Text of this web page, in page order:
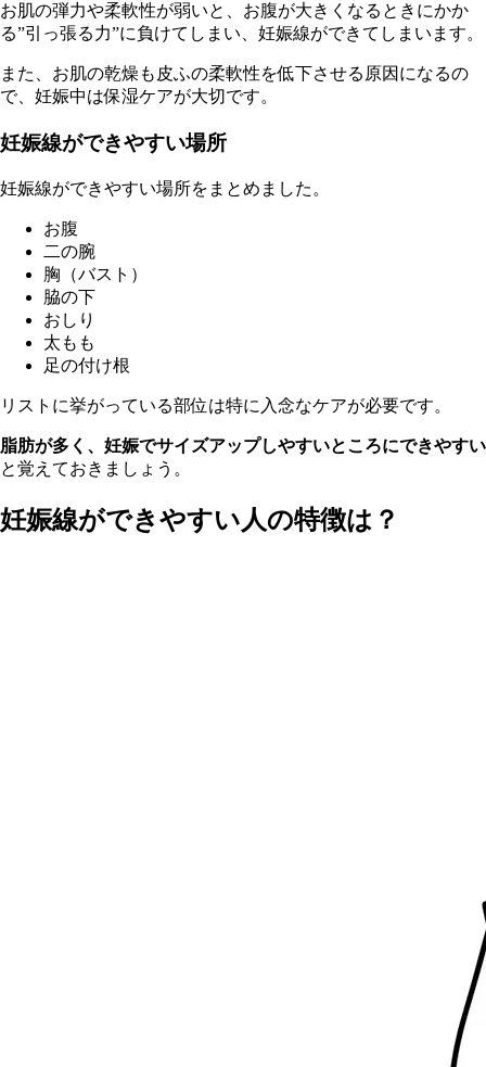
お肌の弾力や柔軟性が弱いと、お腹が大きくなるときにかか
る”引っ張る力”に負けてしまい、妊娠線ができてしまいます。
ま た、お肌の乾燥も皮ふの柔軟性を低下させる原因になるの
で、妊娠中は保湿ケアが大切です。
妊娠線ができやすい場所
妊娠線ができやすい場所をまとめました。
お腹
二の腕
胸（バスト）
脇の下
おしり
太もも
足の付け根
リストに挙がっている部位は特に入念なケアが必要です。
脂肪が多く、妊娠でサイズアップしやすいところにできやすい
と覚えておきましょう。
妊娠線ができやすい人の特徴は？